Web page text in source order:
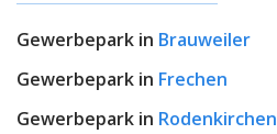
Gewerbepark in Brauweiler
Gewerbepark in Frechen
Gewerbepark in Rodenkirchen